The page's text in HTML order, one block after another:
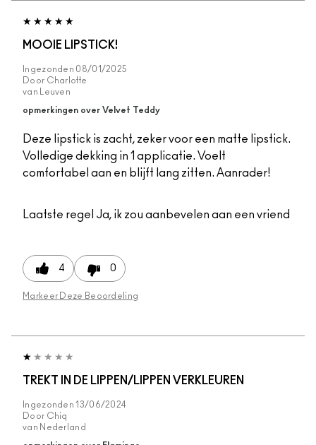
MOOIE LIPSTICK!
Ingezonden 08/01/2025
Door Charlotte
van Leuven
opmerkingen over Velvet Teddy
Deze lipstick is zacht, zeker voor een matte lipstick.
Volledige dekking in 1 applicatie. Voelt
comfortabel aan en blijft lang zitten. Aanrader!
Laatste regel Ja, ik zou aanbevelen aan een vriend
4 0
Markeer Deze Beoordeling
TREKT IN DE LIPPEN/LIPPEN VERKLEUREN
Ingezonden13/06/2024
Door Chiq
van Nederland